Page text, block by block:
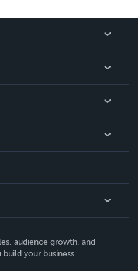
audience growth, and
your business.